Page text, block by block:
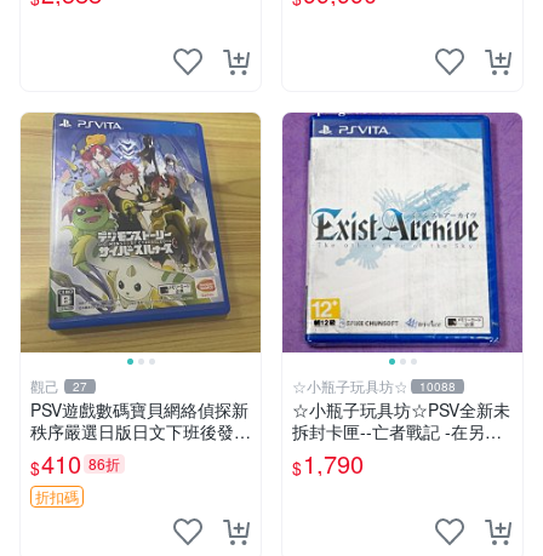
中恐龍
觀己 27
PSV遊戲數碼寶貝網絡偵探新
秩序嚴選日版日文下班後發貨
網絡偵探 日版 美品
$410 86折
折扣碼
☆小瓶子玩具坊☆ 10088
☆小瓶子玩具坊☆PSV全新未
拆封卡匣--亡者戰記 -在另一
側的天空下- (日版)
$1,790